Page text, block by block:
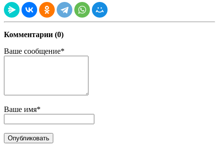
Комментарии (0)
Ваше сообщение*
Ваше имя*